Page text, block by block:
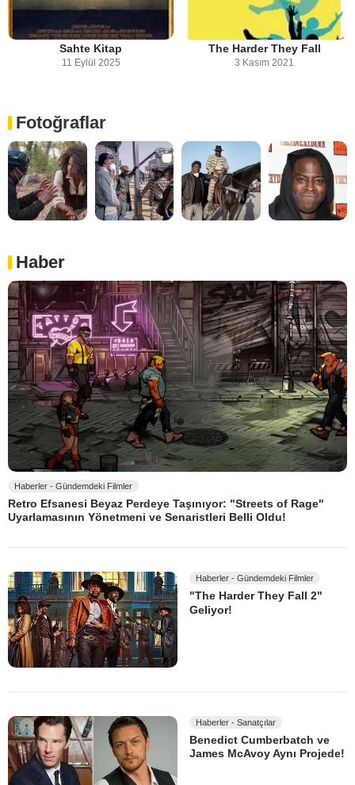
Sahte Kitap
11 Eylül 2025
The Harder They Fall
3 Kasım 2021
Fotoğraflar
Haber
Haberler - Gündemdeki Filmler
Retro Efsanesi Beyaz Perdeye Taşınıyor: "Streets of Rage"
Uyarlamasının Yönetmeni ve Senaristleri Belli Oldu!
Haberler - Gündemdeki Filmler
"The Harder They Fall 2"
Geliyor!
Haberler - Sanatçılar
Benedict Cumberbatch ve
James McAvoy Aynı Projede!